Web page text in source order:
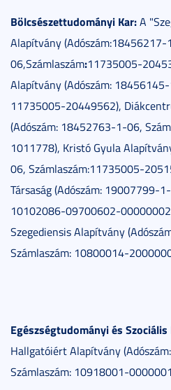
Bölcsészettudományi Kar:A
Alapítvány (Adószám:18456217-
06,Számlaszám:11735005-
Alapítvány (Adószám:
11735005-20449562),
(Adószám: 18452763-1-06,
1011778), Kristó Gyula
06, Számlaszám:11735005-
Társaság (Adószám: 19007799-
10102086-09700602-
Szegediensis Alapítvány
Számlaszám: 10800014-
Egészségtudományi és Szociális
Hallgatóiért Alapítvány
Számlaszám: 10918001-